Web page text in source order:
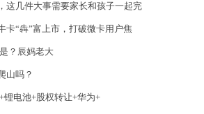
这几件大事需要家长和孩子一起完
卡“犇”富上市，打破微卡用户焦
？辰妈老大
山吗？
锂电池+股权转让+华为+